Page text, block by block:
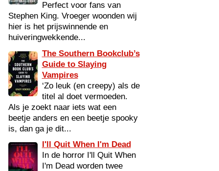
Perfect voor fans van
Stephen King. Vroeger woonden wij
hier is het prijswinnende en
huiveringwekkende...
The Southern Bookclub’s
Guide to Slaying
Vampires
‘Zo leuk (en creepy) als de
titel al doet vermoeden.
Als je zoekt naar iets wat een
beetje anders en een beetje spooky
is, dan ga je dit...
I'll Quit When I'm Dead
In de horror I'll Quit When
I'm Dead worden twee